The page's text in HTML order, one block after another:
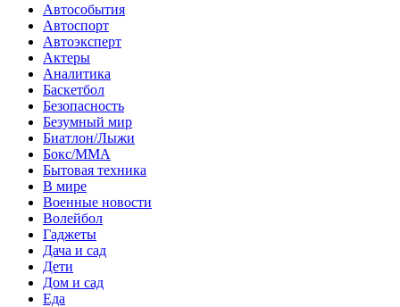
Автособытия
Автоспорт
Автоэксперт
Актеры
Аналитика
Баскетбол
Безопасность
Безумный мир
Биатлон/Лыжи
Бокс/MMA
Бытовая техника
В мире
Военные новости
Волейбол
Гаджеты
Дача и сад
Дети
Дом и сад
Еда